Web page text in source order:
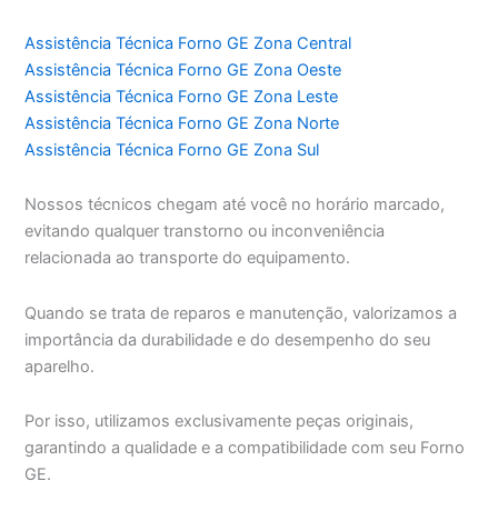
Assistência Técnica Forno GE Zona Central
Assistência Técnica Forno GE Zona Oeste
Assistência Técnica Forno GE Zona Leste
Assistência Técnica Forno GE Zona Norte
Assistência Técnica Forno GE Zona Sul
Nossos técnicos chegam até você no horário marcado,
evitando qualquer transtorno ou inconveniência
relacionada ao transporte do equipamento.
Quando se trata de reparos e manutenção, valorizamos a
importância da durabilidade e do desempenho do seu
aparelho.
Por isso, utilizamos exclusivamente peças originais,
garantindo a qualidade e a compatibilidade com seu Forno
GE.